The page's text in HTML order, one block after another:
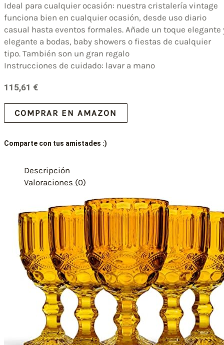
Ideal para cualquier ocasión: nuestra cristalería vintage
funciona bien en cualquier ocasión, desde uso diario
casual hasta eventos formales. Añade un toque elegante
elegante a bodas, baby showers o fiestas de cualquier
tipo. También son un gran regalo
Instrucciones de cuidado: lavar a mano
115,61 €
COMPRAR EN AMAZON
Comparte con tus amistades :)
Descripción
Valoraciones (0)